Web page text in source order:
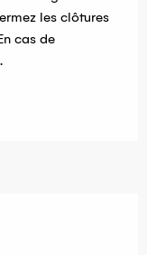
les clôtures
cas de